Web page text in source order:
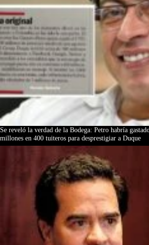
Se reveló la verdad de la Bodega: Petro habría
millones en 400 tuiteros para desprestigiar a Duque